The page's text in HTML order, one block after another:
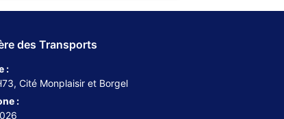
des Transports
:
Cité Monplaisir et Borgel
: